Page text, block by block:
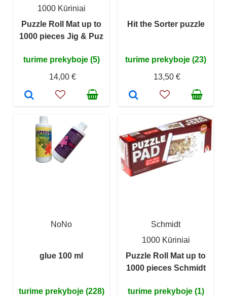
1000 Kūriniai
Puzzle Roll Mat up to
1000 pieces Jig & Puz
turime prekyboje (5)
14,00 €
Hit the Sorter puzzle
turime prekyboje (23)
13,50 €
NoNo
glue 100 ml
turime prekyboje (228)
Schmidt
1000 Kūriniai
Puzzle Roll Mat up to
1000 pieces Schmidt
turime prekyboje (1)